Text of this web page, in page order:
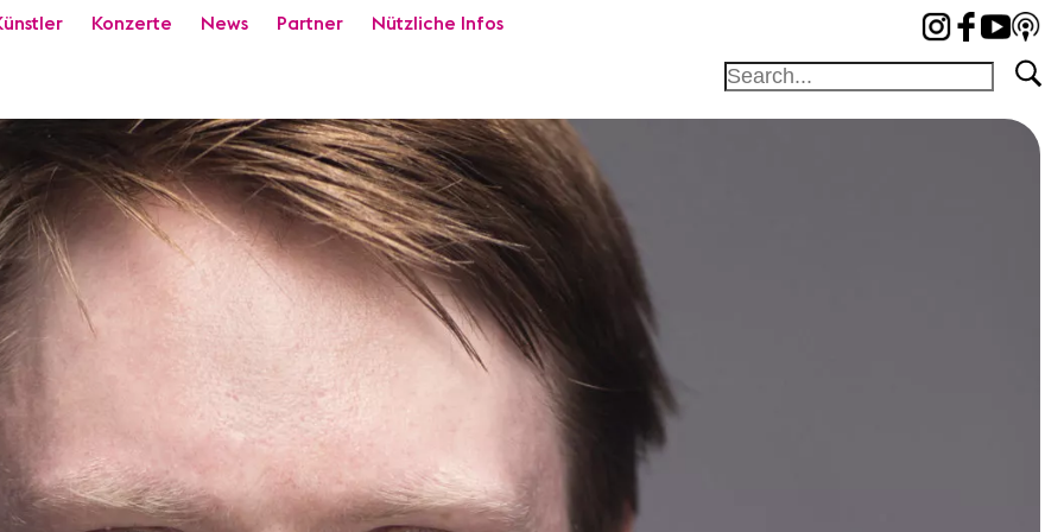
Konzerte News Partner Nützliche Infos